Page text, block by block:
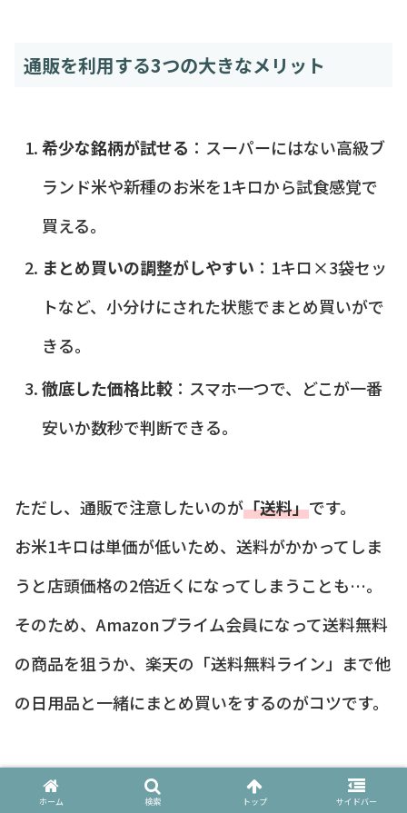
通販を利用する3つの大きなメリット
希少な銘柄が試せる ：スーパーにはない高級ブ
ランド米や新種のお米を1キロから試食感覚で
買える。
まとめ買いの調整がしやすい ：1キロ×3袋セッ
トなど、小分けにされた状態でまとめ買いがで
きる。
徹底した価格比較：スマホ一つで、どこが一番
安いか数秒で判断できる。
ただし、通販で注意したいのが「送料」です。
お米1キロは単価が低いため、送料がかかってしま
うと店頭価格の2倍近くになってしまうことも…。
そのため、Amazonプライム会員になって送料無料
の商品を狙うか、楽天の「送料無料ライン」まで他
の日用品と一緒にまとめ買いをするのがコツです。
また、 米1キロの通販最安値をチェックする
と、期
ホーム 検索 トップ サイドバー